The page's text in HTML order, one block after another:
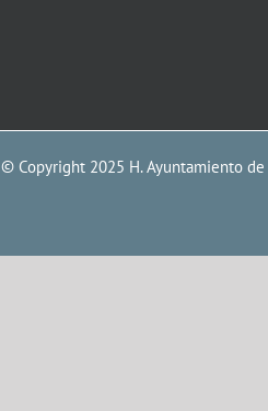
© Copyright 2025 H. Ayuntamiento de